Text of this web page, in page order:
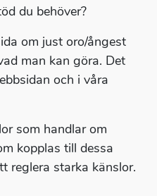
du behöver?
om just oro/ångest
man kan göra. Det
och i våra
som handlar om
kopplas till dessa
reglera starka känslor.